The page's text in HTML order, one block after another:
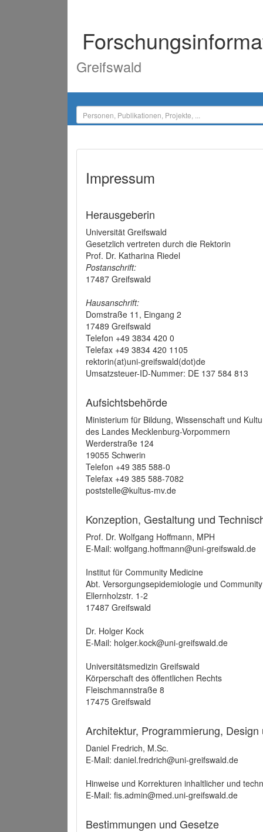
Greifswald
Impressum
Herausgeberin
Universität Greifswald
Gesetzlich vertreten durch die Rektorin
Prof. Dr. Katharina Riedel
Postanschrift:
17487 Greifswald
Hausanschrift:
Domstraße 11, Eingang 2
17489 Greifswald
Telefon +49 3834 420 0
Telefax +49 3834 420 1105
rektorin(at)uni-greifswald(dot)de
Umsatzsteuer-ID-Nummer: DE 137 584 813
Aufsichtsbehörde
Ministerium für Bildung, Wissenschaft und
des Landes Mecklenburg-Vorpommern
Werderstraße 124
19055 Schwerin
Telefon +49 385 588-0
Telefax +49 385 588-7082
poststelle@kultus-mv.de
Konzeption, Gestaltung und
Prof. Dr. Wolfgang Hoffmann, MPH
E-Mail: wolfgang.hoffmann@uni-greifswald.de
Institut für Community Medicine
Abt. Versorgungsepidemiologie und
Ellernholzstr. 1-2
17487 Greifswald
Dr. Holger Kock
E-Mail: holger.kock@uni-greifswald.de
Universitätsmedizin Greifswald
Körperschaft des öffentlichen Rechts
Fleischmannstraße 8
17475 Greifswald
Architektur, Programmierung,
Daniel Fredrich, M.Sc.
E-Mail: daniel.fredrich@uni-greifswald.de
Hinweise und Korrekturen inhaltlicher und
E-Mail: fis.admin@med.uni-greifswald.de
Bestimmungen und Gesetze